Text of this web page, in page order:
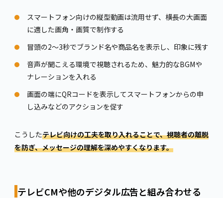
スマートフォン向けの縦型動画は流用せず、横長の大画面
に適した画角・画質で制作する
冒頭の2〜3秒でブランド名や商品名を表示し、印象に残す
音声が聞こえる環境で視聴されるため、魅力的なBGMや
ナレーションを入れる
画面の端にQRコードを表示してスマートフォンからの申
し込みなどのアクションを促す
こうしたテレビ向けの工夫を取り入れることで、視聴者の離脱
を防ぎ、メッセージの理解を深めやすくなります。
テレビCMや他のデジタル広告と組み合わせる